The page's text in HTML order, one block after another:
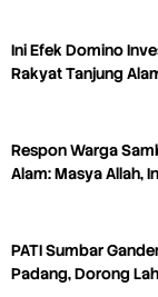
Ini Efek Domino
Rakyat Tanjung
Respon Warga
Alam: Masya Allah,
PATI Sumbar
Padang, Dorong